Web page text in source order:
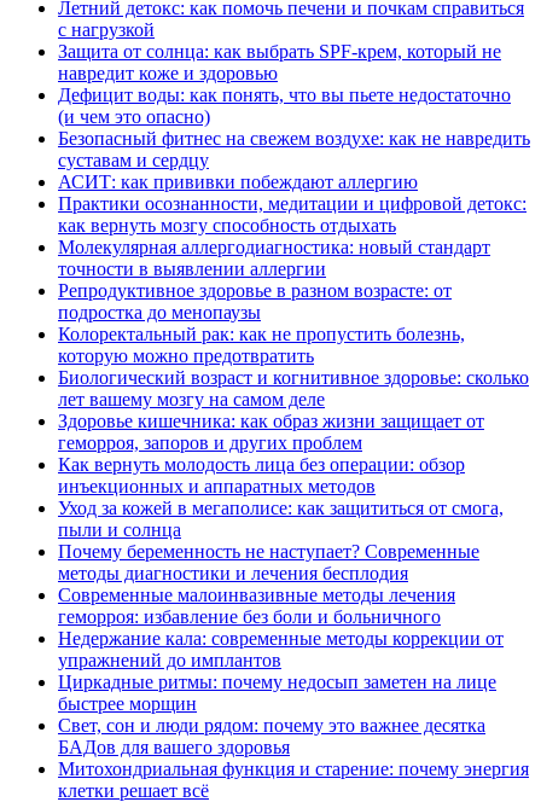
Летний детокс: как помочь печени и почкам справиться
с нагрузкой
Защита от солнца: как выбрать SPF-крем, который не
навредит коже и здоровью
Дефицит воды: как понять, что вы пьете недостаточно
(и чем это опасно)
Безопасный фитнес на свежем воздухе: как не навредить
суставам и сердцу
АСИТ: как прививки побеждают аллергию
Практики осознанности, медитации и цифровой детокс:
как вернуть мозгу способность отдыхать
Молекулярная аллергодиагностика: новый стандарт
точности в выявлении аллергии
Репродуктивное здоровье в разном возрасте: от
подростка до менопаузы
Колоректальный рак: как не пропустить болезнь,
которую можно предотвратить
Биологический возраст и когнитивное здоровье: сколько
лет вашему мозгу на самом деле
Здоровье кишечника: как образ жизни защищает от
геморроя, запоров и других проблем
Как вернуть молодость лица без операции: обзор
инъекционных и аппаратных методов
Уход за кожей в мегаполисе: как защититься от смога,
пыли и солнца
Почему беременность не наступает? Современные
методы диагностики и лечения бесплодия
Современные малоинвазивные методы лечения
геморроя: избавление без боли и больничного
Недержание кала: современные методы коррекции от
упражнений до имплантов
Циркадные ритмы: почему недосып заметен на лице
быстрее морщин
Свет, сон и люди рядом: почему это важнее десятка
БАДов для вашего здоровья
Митохондриальная функция и старение: почему энергия
клетки решает всё